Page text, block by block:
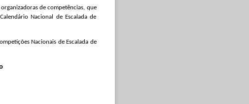
de competências, que
Nacional de Escalada de
Nacionais de Escalada de